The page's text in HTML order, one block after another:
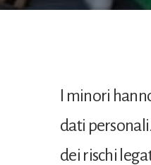
I minori
dati
dei rischi